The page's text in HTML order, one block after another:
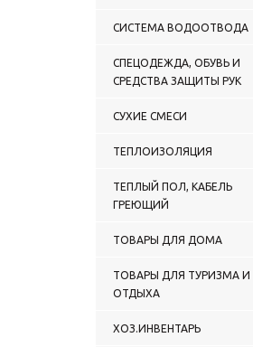
СИСТЕМА ВОДООТВОДА
СПЕЦОДЕЖДА, ОБУВЬ И
СРЕДСТВА ЗАЩИТЫ РУК
СУХИЕ СМЕСИ
ТЕПЛОИЗОЛЯЦИЯ
ТЕПЛЫЙ ПОЛ, КАБЕЛЬ
ГРЕЮЩИЙ
ТОВАРЫ ДЛЯ ДОМА
ТОВАРЫ ДЛЯ ТУРИЗМА И
ОТДЫХА
ХОЗ.ИНВЕНТАРЬ